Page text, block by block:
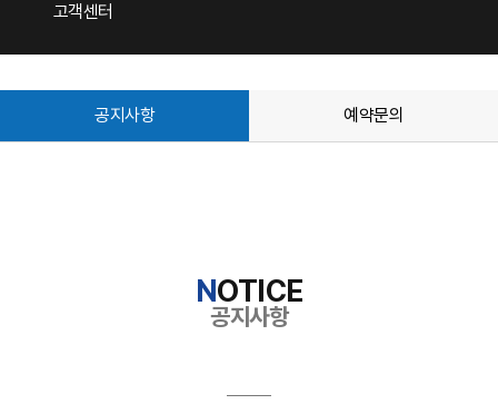
고객센터
공지사항 예약문의
NOTICE
공지사항